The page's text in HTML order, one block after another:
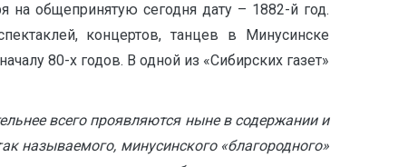
на общепринятую сегодня дату – 1882-й год.
концертов, танцев в Минусинске
80-х годов. В одной из «Сибирских газет»
всего проявляются ныне в содержании и
называемого, минусинского «благородного»